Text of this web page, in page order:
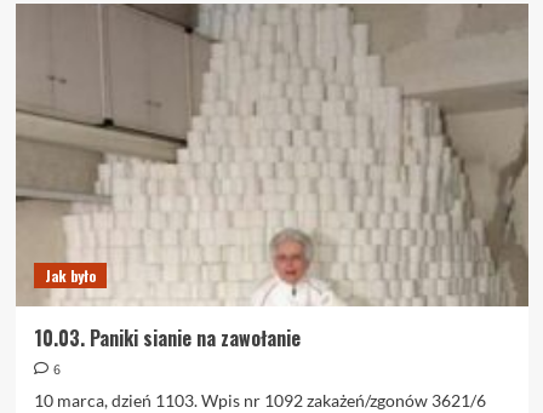
Jak było
10.03. Paniki sianie na zawołanie
6
10 marca, dzień 1103. Wpis nr 1092 zakażeń/zgonów 3621/6